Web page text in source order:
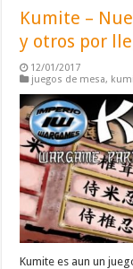
Kumite –
y otros por
12/01/2017
juegos de mesa,
Kumite es aun un